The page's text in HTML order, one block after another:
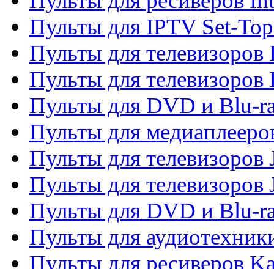
Пульты для IPTV Set-
Пульты для телевизоров
Пульты для телевизоров
Пульты для DVD и Blu-
Пульты для
Пульты для телевизоров
Пульты для телевизоров
Пульты для DVD и Blu-
Пульты для
Пульты для ресиверов